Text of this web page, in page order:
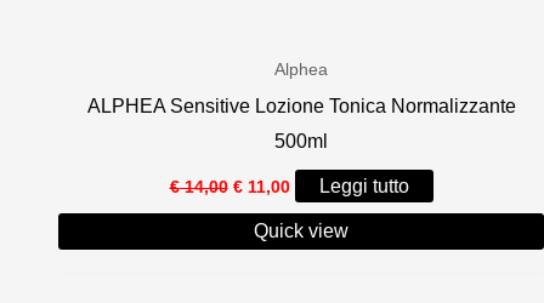
Alphea
ALPHEA Sensitive Lozione Tonica Normalizzante
500ml
€14,00 Il
prezzo
originale
era:
€11,00Il
prezzo
attuale
è:
Leggi tutto
Quick view